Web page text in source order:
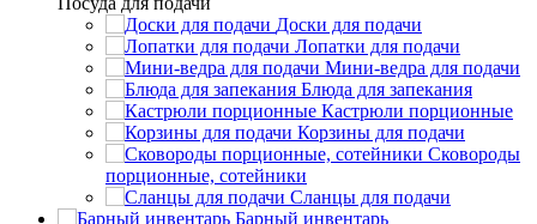
Доски для подачи
Лопатки для подачи
Мини-ведра для подачи
Блюда для запекания
Кастрюли порционные
Корзины для подачи
Сковороды
порционные, сотейники
Сланцы для подачи
Барный инвентарь